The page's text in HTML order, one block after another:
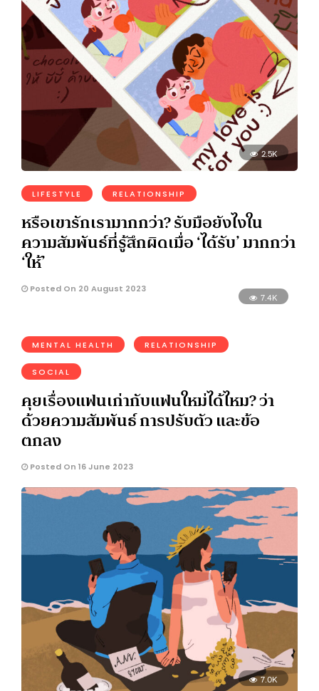
2.5K
LIFESTYLE RELATIONSHIP
หรือเขารักเรามากกว่า? รับมือยังไงใน
ความสัมพันธ์ที่รู้สึกผิดเมื่อ ‘ได้รับ’ มากกว่า
‘ให้’
Posted On 20 August 2023
7.4K
MENTAL HEALTH RELATIONSHIP
SOCIAL
คุยเรื่องแฟนเก่ากับแฟนใหม่ได้ไหม? ว่า
ด้วยความสัมพันธ์ การปรับตัว และข้อ
ตกลง
Posted On 16 June 2023
7.0K